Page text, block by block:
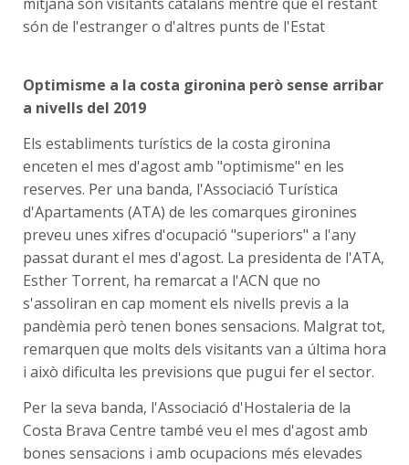
són de l'estranger o d'altres punts de l'Estat
Optimisme a la costa gironina però sense arribar
a nivells del 2019
Els establiments turístics de la costa gironina
enceten el mes d'agost amb "optimisme" en les
reserves. Per una banda, l'Associació Turística
d'Apartaments (ATA) de les comarques gironines
preveu unes xifres d'ocupació "superiors" a l'any
passat durant el mes d'agost. La presidenta de l'ATA,
Esther Torrent, ha remarcat a l'ACN que no
s'assoliran en cap moment els nivells previs a la
pandèmia però tenen bones sensacions. Malgrat tot,
remarquen que molts dels visitants van a última hora
i això dificulta les previsions que pugui fer el sector.
Per la seva banda, l'Associació d'Hostaleria de la
Costa Brava Centre també veu el mes d'agost amb
bones sensacions i amb ocupacions més elevades